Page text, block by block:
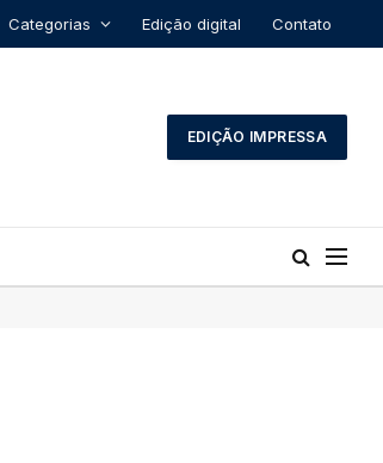
Categorias Edição digital Contato
EDIÇÃO IMPRESSA